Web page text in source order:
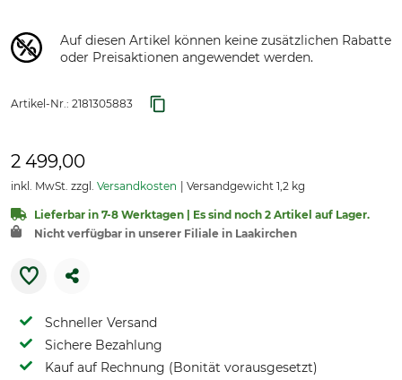
Auf diesen Artikel können keine zusätzlichen Rabatte
oder Preisaktionen angewendet werden.
Artikel-Nr.: 2181305883
2 499,00
inkl. MwSt. zzgl. Versandkosten Versandgewicht 1,2 kg
Lieferbar in 7-8 Werktagen | Es sind noch 2 Artikel auf Lager.
Nicht verfügbar in unserer Filiale in Laakirchen
Schneller Versand
Sichere Bezahlung
Kauf auf Rechnung (Bonität vorausgesetzt)